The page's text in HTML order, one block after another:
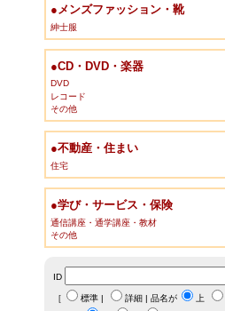
●メンズファッション・靴
紳士服
●CD・DVD・楽器
DVD
レコード
その他
●不動産・住まい
住宅
●学び・サービス・保険
通信講座・通学講座・教材
その他
ID
［ 標準 | 詳細 | 品名が 上